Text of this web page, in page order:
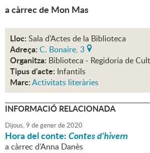
a càrrec de Mon Mas
Lloc: Sala d'Actes de la Biblioteca
Adreça: C. Bonaire, 3
Organitza: Biblioteca - Regidoria de
Tipus d'acte: Infantils
Marc:Activitats literàries
INFORMACIÓ RELACIONADA
Dijous,9 degenerde2020
Hora del conte:Contes d'hivern
a càrrec d'Anna Danès